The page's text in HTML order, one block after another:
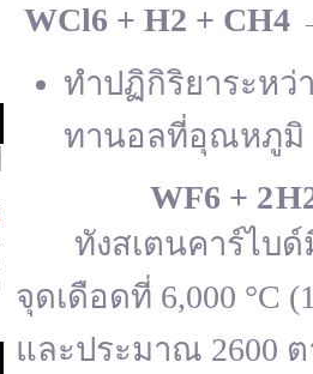
WCl6 + H2 + CH4
ทำปฏิกิริยาระหว่
ทานอลที่อุณหภูมิ
WF6 + 2 H
ทังสเตนคาร์ไบด์มี
จุดเดือดที่ 6,000 °C
และประมาณ 2600